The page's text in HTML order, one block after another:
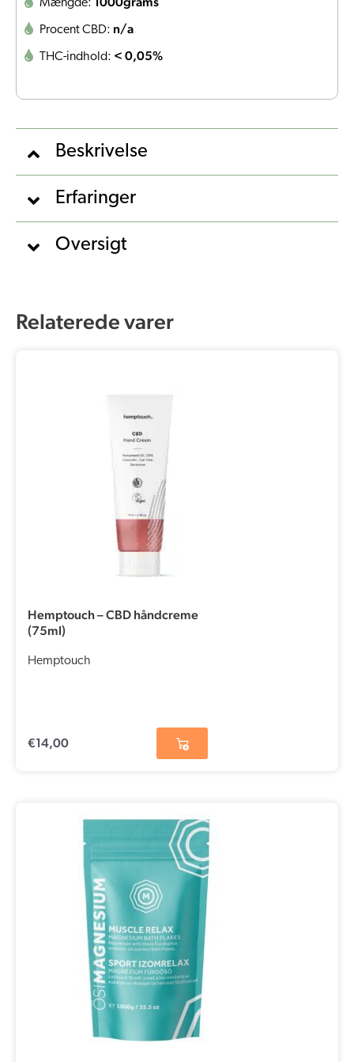
Mængde:
Procent CBD: n/a
THC-indhold: < 0,05%
Beskrivelse
Erfaringer
Oversigt
Relaterede varer
Hemptouch – CBD håndcreme
(75ml)
Hemptouch
€14,00